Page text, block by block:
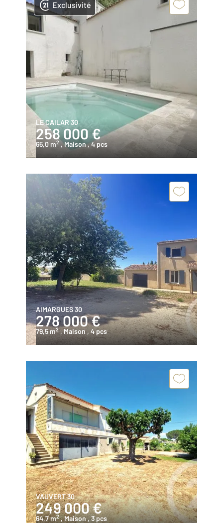
Exclusivité
LE CAILAR 30
258 000 €
65,0 m2 , Maison , 4 pcs
AIMARGUES 30
278 000 €
79,5 m2 , Maison, 4 pcs
VAUVERT 30
249 000 €
64,7 m2 , Maison, 3 pcs